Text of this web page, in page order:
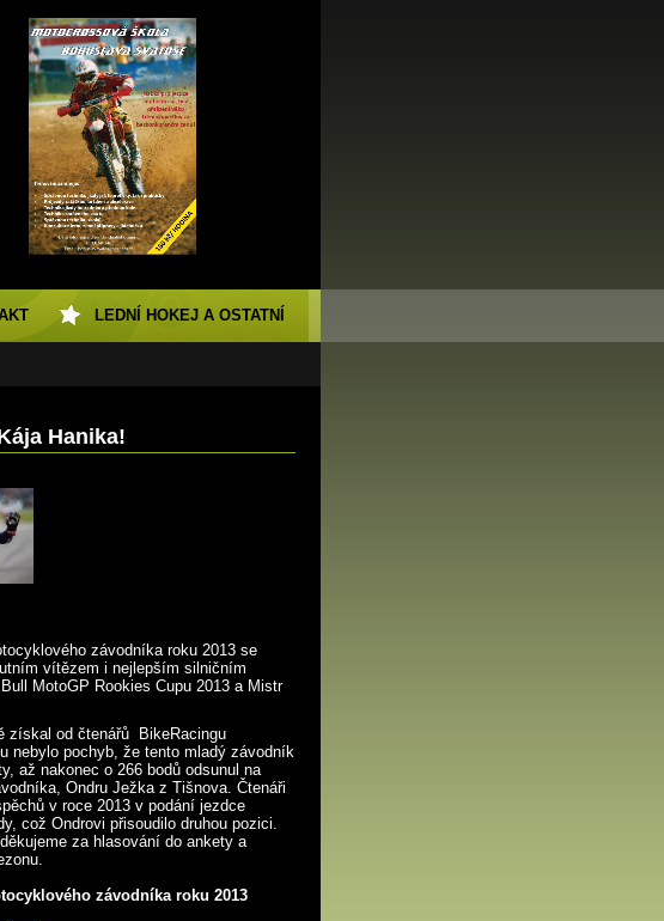
Hanika!
závodníka roku 2013 se
vítězem i nejlepším silničním
MotoGP Rookies Cupu 2013 a Mistr
získal od čtenářů BikeRacingu
nebylo pochyb, že tento mladý závodník
až nakonec o 266 bodů odsunul na
Ondru Ježka z Tišnova. Čtenáři
v roce 2013 v podání jezdce
což Ondrovi přisoudilo druhou pozici.
za hlasování do ankety a
závodníka roku 2013
LEDNÍ HOKEJ A OSTATNÍ